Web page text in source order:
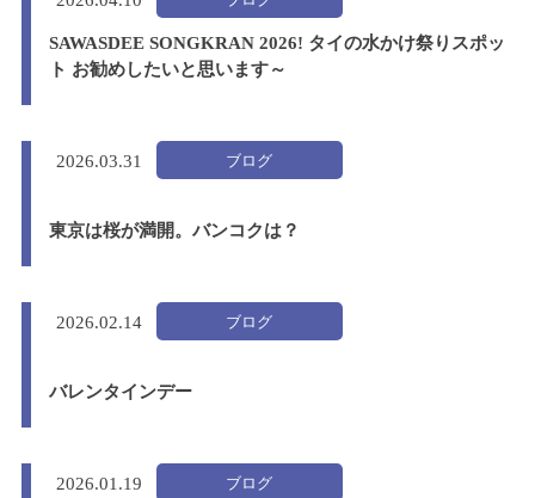
SAWASDEE SONGKRAN 2026! タイの水かけ祭りスポッ
ト お勧めしたいと思います～
2026.03.31 ブログ
東京は桜が満開。バンコクは？
2026.02.14 ブログ
バレンタインデー
2026.01.19 ブログ